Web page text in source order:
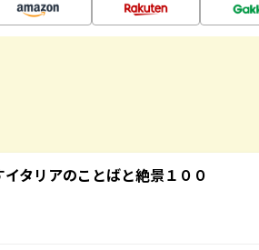
タリアのことばと絶景１００